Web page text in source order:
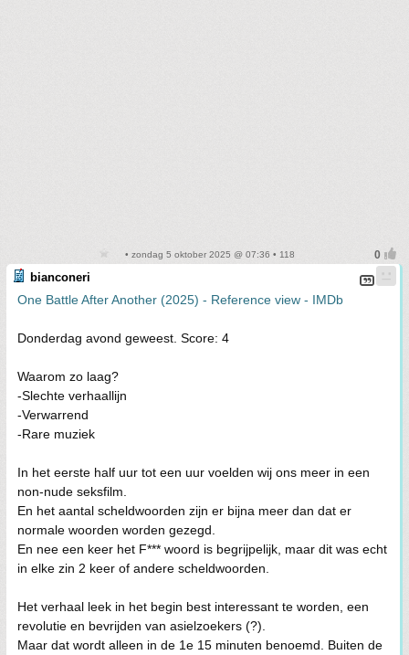
• zondag 5 oktober 2025 @ 07:36 • 118
bianconeri
One Battle After Another (2025) - Reference view - IMDb
Donderdag avond geweest. Score: 4
Waarom zo laag?
-Slechte verhaallijn
-Verwarrend
-Rare muziek
In het eerste half uur tot een uur voelden wij ons meer in een
non-nude seksfilm.
En het aantal scheldwoorden zijn er bijna meer dan dat er
normale woorden worden gezegd.
En nee een keer het F*** woord is begrijpelijk, maar dit was echt
in elke zin 2 keer of andere scheldwoorden.
Het verhaal leek in het begin best interessant te worden, een
revolutie en bevrijden van asielzoekers (?).
Maar dat wordt alleen in de 1e 15 minuten benoemd. Buiten de